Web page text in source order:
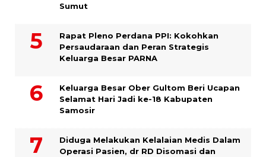
Sumut
Rapat Pleno Perdana PPI: Kokohkan
Persaudaraan dan Peran Strategis
Keluarga Besar PARNA
Keluarga Besar Ober Gultom Beri Ucapan
Selamat Hari Jadi ke-18 Kabupaten
Samosir
Diduga Melakukan Kelalaian Medis Dalam
Operasi Pasien, dr RD Disomasi dan